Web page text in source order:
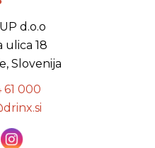
d.o.o
ulica 18
Slovenija
61 000